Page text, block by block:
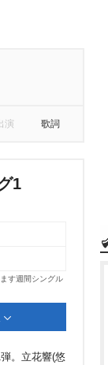
演 歌詞
1
す週間シングル
。立花響(悠